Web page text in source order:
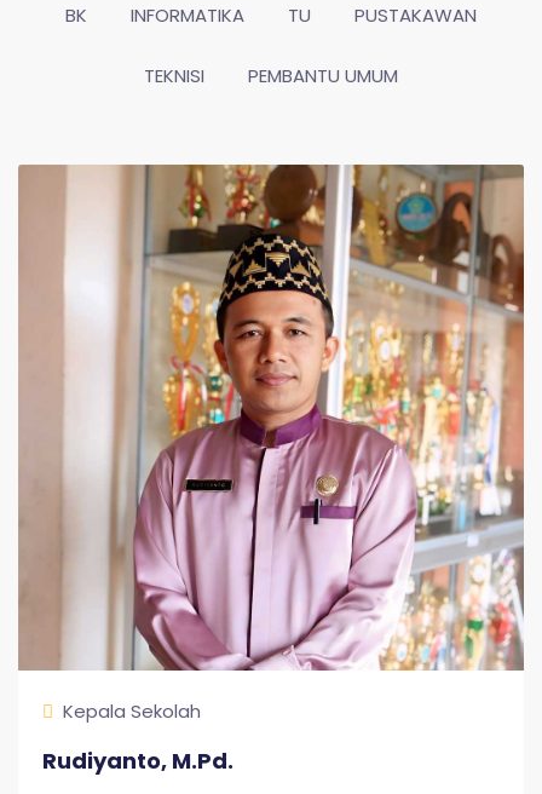
BK INFORMATIKA TU PUSTAKAWAN
TEKNISI PEMBANTU UMUM
Kepala Sekolah
Rudiyanto, M.Pd.